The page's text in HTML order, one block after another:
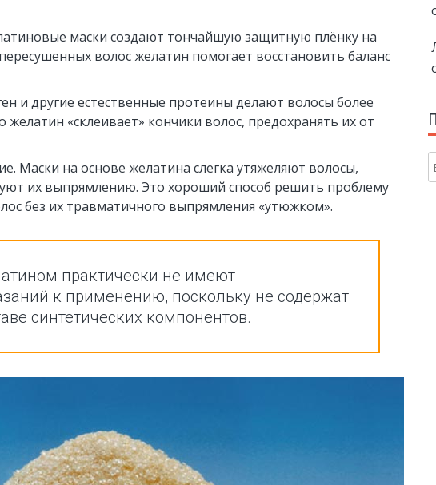
маски создают тончайшую защитную плёнку на
волос желатин помогает восстановить баланс
и другие естественные протеины делают волосы более
«склеивает» кончики волос, предохранять их от
Маски на основе желатина слегка утяжеляют волосы,
их выпрямлению. Это хороший способ решить проблему
без их травматичного выпрямления «утюжком».
практически не имеют
к применению, поскольку не содержат
синтетических компонентов.